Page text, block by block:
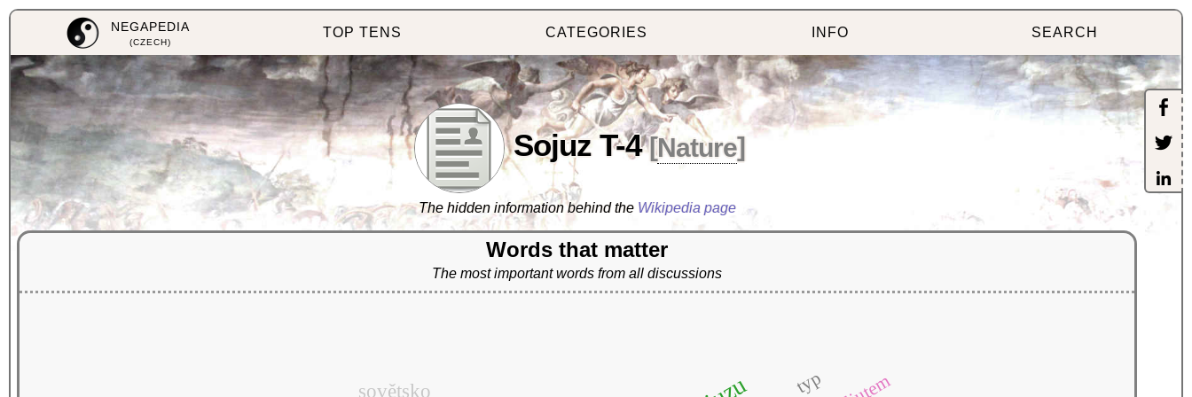
NEGAPEDIA
(CZECH)
TOP TENS CATEGORIES INFO SEARCH
Sojuz T-4 [Nature]
The hidden information behind the Wikipedia page
Words that matter
The most important words from all discussions
sovětsko typ